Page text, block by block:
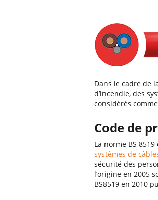
Dans le cadre de
d’incendie, des
considérés
Code de
La norme BS
systèmes de
sécurité des
l’origine en 2005
BS8519 en 2010